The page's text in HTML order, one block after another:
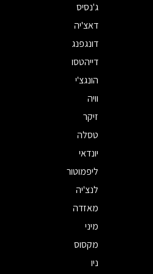
ג'נסיס
דאצ'יה
דונגפנג
דייהטסו
הונגצ'י
וויה
זיקר
טסלה
יונדאי
ליפמוטור
לנצ'יה
מאזדה
מיני
מקסוס
ניו